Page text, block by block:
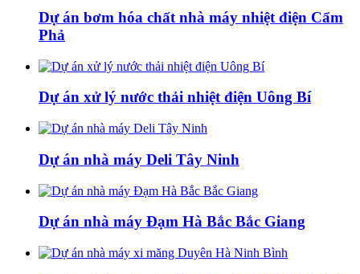
Dự án bơm hóa chất nhà máy nhiệt điện Cẩm
Phả
Dự án xử lý nước thải nhiệt điện Uông Bí
Dự án nhà máy Deli Tây Ninh
Dự án nhà máy Đạm Hà Bắc Bắc Giang